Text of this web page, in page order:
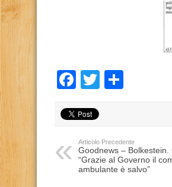
Facebook
Twitter
Articolo Precedente
Goodnews – Bolkestein.
“Grazie al Governo il
ambulante è salvo”